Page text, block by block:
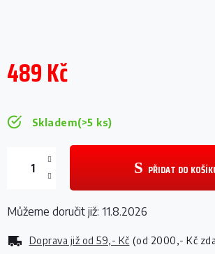
489 Kč
Skladem(>5 ks)
Doprava již od 59,- Kč (od 2000,- Kč
PŘIDAT DO
Můžeme doručit již: 11.8.2026